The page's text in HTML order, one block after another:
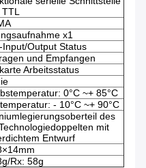
TTL
x1
Input/Output Status
und Empfangen
Arbeitsstatus
0°C ~+ 85°C
- 10°C ~+ 90°C
des
mit
Entwurf
Rx: 58g